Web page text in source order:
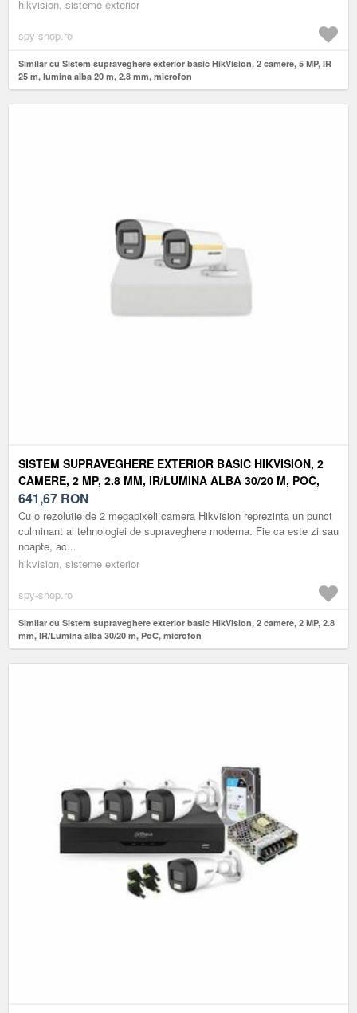
hikvision, sisteme exterior
spy-shop.ro
Similar cu Sistem supraveghere exterior basic HikVision, 2 camere, 5 MP, IR
25 m, lumina alba 20 m, 2.8 mm, microfon
SISTEM SUPRAVEGHERE EXTERIOR BASIC HIKVISION, 2
CAMERE, 2 MP, 2.8 MM, IR/LUMINA ALBA 30/20 M, POC,
MICROFON
641,67 RON
Cu o rezolutie de 2 megapixeli camera Hikvision reprezinta un punct
culminant al tehnologiei de supraveghere moderna. Fie ca este zi sau
noapte, ac...
hikvision, sisteme exterior
spy-shop.ro
Similar cu Sistem supraveghere exterior basic HikVision, 2 camere, 2 MP, 2.8
mm, IR/Lumina alba 30/20 m, PoC, microfon